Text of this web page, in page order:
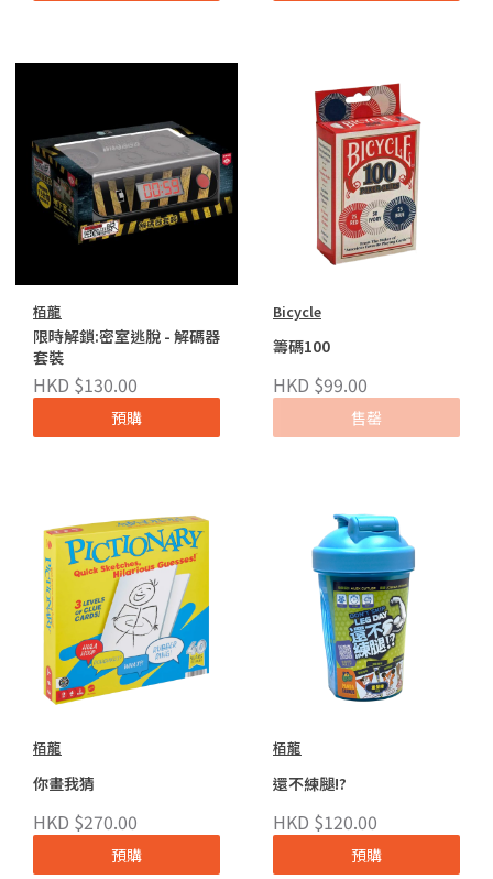
栢龍
限時解鎖:密室逃脫 - 解碼器
套裝
HKD $130.00
預購
Bicycle
籌碼100
HKD $99.00
售罄
栢龍
你畫我猜
HKD $270.00
預購
栢龍
還不練腿!?
HKD $120.00
預購